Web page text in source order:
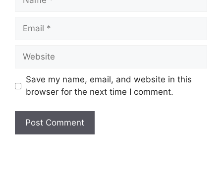
Email
Website
Save my name, email, and website in this
browser for the next time I comment.